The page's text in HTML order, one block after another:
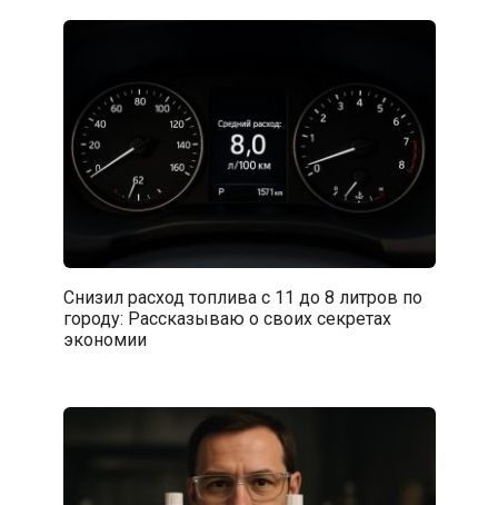
Снизил расход топлива с 11 до 8 литров по
городу: Рассказываю о своих секретах
экономии